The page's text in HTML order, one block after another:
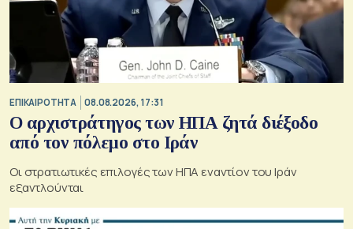
ΕΠΙΚΑΙΡΟΤΗΤΑ 08.08.2026, 17:31
Ο αρχιστράτηγος των ΗΠΑ ζητά διέξοδο
από τον πόλεμο στο Ιράν
Οι στρατιωτικές επιλογές των ΗΠΑ εναντίον του Ιράν
εξαντλούνται